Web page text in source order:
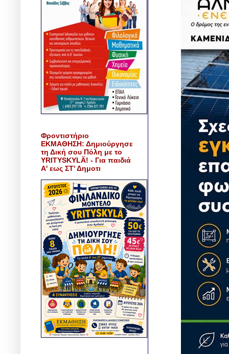
Φροντιστήριο
ΕΚΜΑΘΗΣΗ: Δημιούργησε
τη Δική σου Πόλη με το
YRITYSKYLÄ! - Για παιδιά
Α' εως ΣΤ' Δημοτι